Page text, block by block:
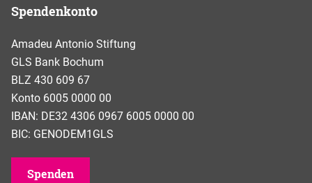
Spendenkonto
Amadeu Antonio Stiftung
GLS Bank Bochum
BLZ 430 609 67
Konto 6005 0000 00
IBAN: DE32 4306 0967 6005 0000 00
BIC: GENODEM1GLS
Spenden